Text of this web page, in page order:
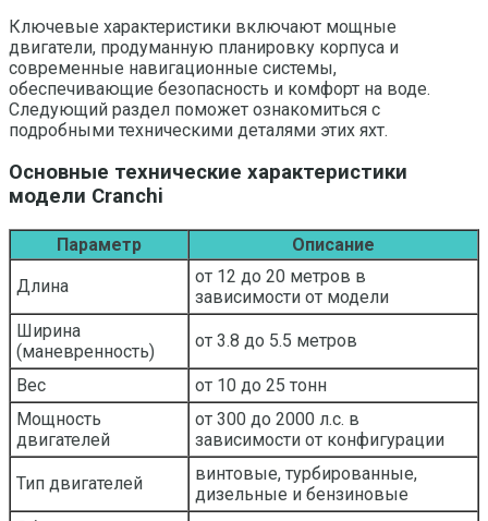
Ключевые характеристики включают мощные
двигатели, продуманную планировку корпуса и
современные навигационные системы,
обеспечивающие безопасность и комфорт на воде.
Следующий раздел поможет ознакомиться с
подробными техническими деталями этих яхт.
Основные технические характеристики
модели Cranchi
Параметр
Описание
Длина
от 12 до 20 метров в
зависимости от модели
Ширина
(маневренность)
от 3.8 до 5.5 метров
Вес
от 10 до 25 тонн
Мощность
двигателей
от 300 до 2000 л.с. в
зависимости от конфигурации
Тип двигателей
винтовые, турбированные,
дизельные и бензиновые